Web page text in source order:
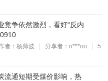
争依然激烈，看好“反内
者：杨帅波 分享者：ri***oo
5
流通短期受煤价影响，热